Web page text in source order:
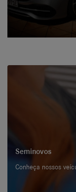
Seminovos
Conheça nossos